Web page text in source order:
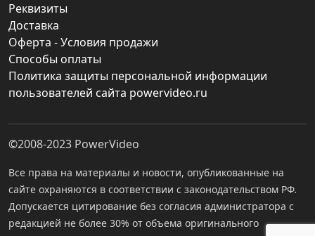
Реквизиты
Доставка
Оферта - Условия продажи
Способы оплаты
Политика защиты персональной информации
пользователей сайта powervideo.ru
©2008-2023 PowerVideo
Все права на материалы и новости, опубликованные на
сайте охраняются в соответствии с законодательством РФ.
Допускается цитирование без согласия администратора с
редакцией не более 30% от объема оригинального